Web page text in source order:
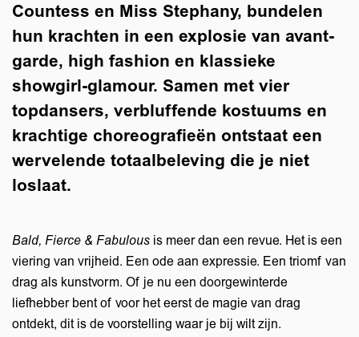
Countess en Miss Stephany, bundelen
hun krachten in een explosie van avant-
garde, high fashion en klassieke
showgirl-glamour. Samen met vier
topdansers, verbluffende kostuums en
krachtige choreografieën ontstaat een
wervelende totaalbeleving die je niet
loslaat.
Bald, Fierce & Fabulous is meer dan een revue. Het is een
viering van vrijheid. Een ode aan expressie. Een triomf van
drag als kunstvorm. Of je nu een doorgewinterde
liefhebber bent of voor het eerst de magie van drag
ontdekt, dit is de voorstelling waar je bij wilt zijn.